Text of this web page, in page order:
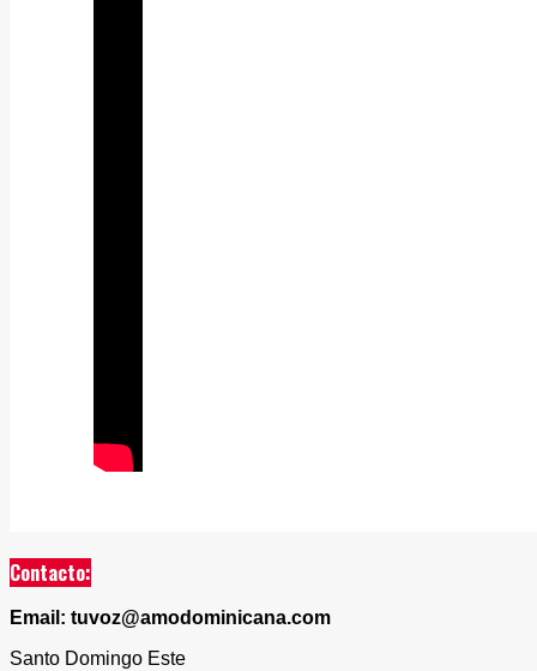
Contacto:
Email: tuvoz@amodominicana.com
Santo Domingo Este